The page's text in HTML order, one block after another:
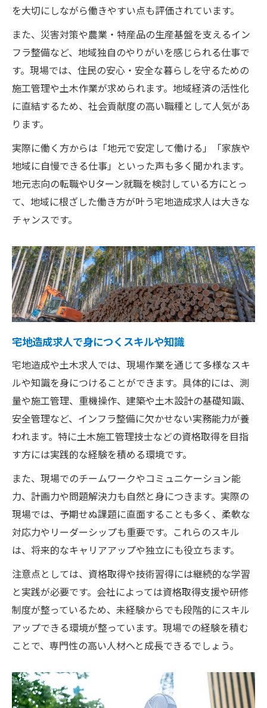
を大切にしながら働きやすい点も評価されています。
また、災害対策や農業・特産品の生産基盤を支えるイン
フラ整備など、地域独自のやりがいを感じられる仕事で
す。現場では、住民の安心・安全な暮らしを守るための
施工管理や土木作業が求められます。地域経済の活性化
に直結するため、社会貢献度の高い職種として人気があ
ります。
実際に働く方からは「地元で安定して働ける」「家族や
地域に自慢できる仕事」といった声も多く聞かれます。
地元志向の転職やUターン就職を検討している方にとっ
て、地域に根ざした働き方が叶う宅地造成求人は大きな
チャンスです。
宅地造成求人で身につくスキルや知識
宅地造成や土木求人では、現場作業を通じて多様なスキ
ルや知識を身につけることができます。具体的には、測
量や施工管理、重機操作、建築や土木設計の基礎知識、
安全管理など、インフラ整備に欠かせない実務能力が養
われます。特に土木施工管理技士などの資格取得を目指
す方には実践的な経験を積める環境です。
また、現場でのチームワークやコミュニケーション能
力、計画力や問題解決力も自然と身につきます。実際の
現場では、予期せぬ課題に直面することも多く、柔軟な
対応力やリーダーシップも重要です。これらのスキル
は、将来的なキャリアアップや独立にも役立ちます。
注意点としては、資格取得や技術習得には継続的な学習
と実践が必要です。会社によっては資格取得支援や研修
制度が整っているため、未経験からでも段階的にスキル
アップできる環境が整っています。現場での経験を積む
ことで、専門性の高い人材へと成長できるでしょう。